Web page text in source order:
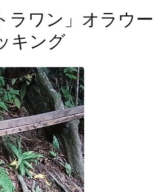
ラワン」オラウー
キング